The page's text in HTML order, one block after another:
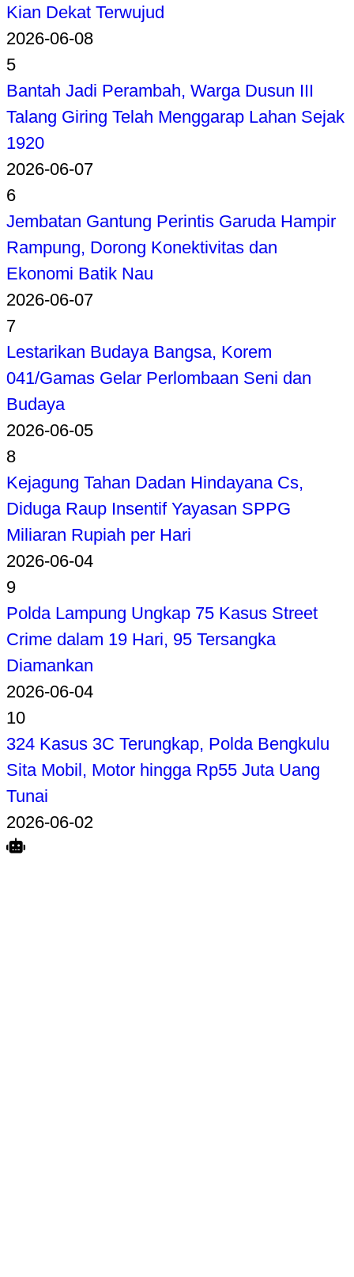
Kian Dekat Terwujud
2026-06-08
5
Bantah Jadi Perambah, Warga Dusun III
Talang Giring Telah Menggarap Lahan Sejak
1920
2026-06-07
6
Jembatan Gantung Perintis Garuda Hampir
Rampung, Dorong Konektivitas dan
Ekonomi Batik Nau
2026-06-07
7
Lestarikan Budaya Bangsa, Korem
041/Gamas Gelar Perlombaan Seni dan
Budaya
2026-06-05
8
Kejagung Tahan Dadan Hindayana Cs,
Diduga Raup Insentif Yayasan SPPG
Miliaran Rupiah per Hari
2026-06-04
9
Polda Lampung Ungkap 75 Kasus Street
Crime dalam 19 Hari, 95 Tersangka
Diamankan
2026-06-04
10
324 Kasus 3C Terungkap, Polda Bengkulu
Sita Mobil, Motor hingga Rp55 Juta Uang
Tunai
2026-06-02